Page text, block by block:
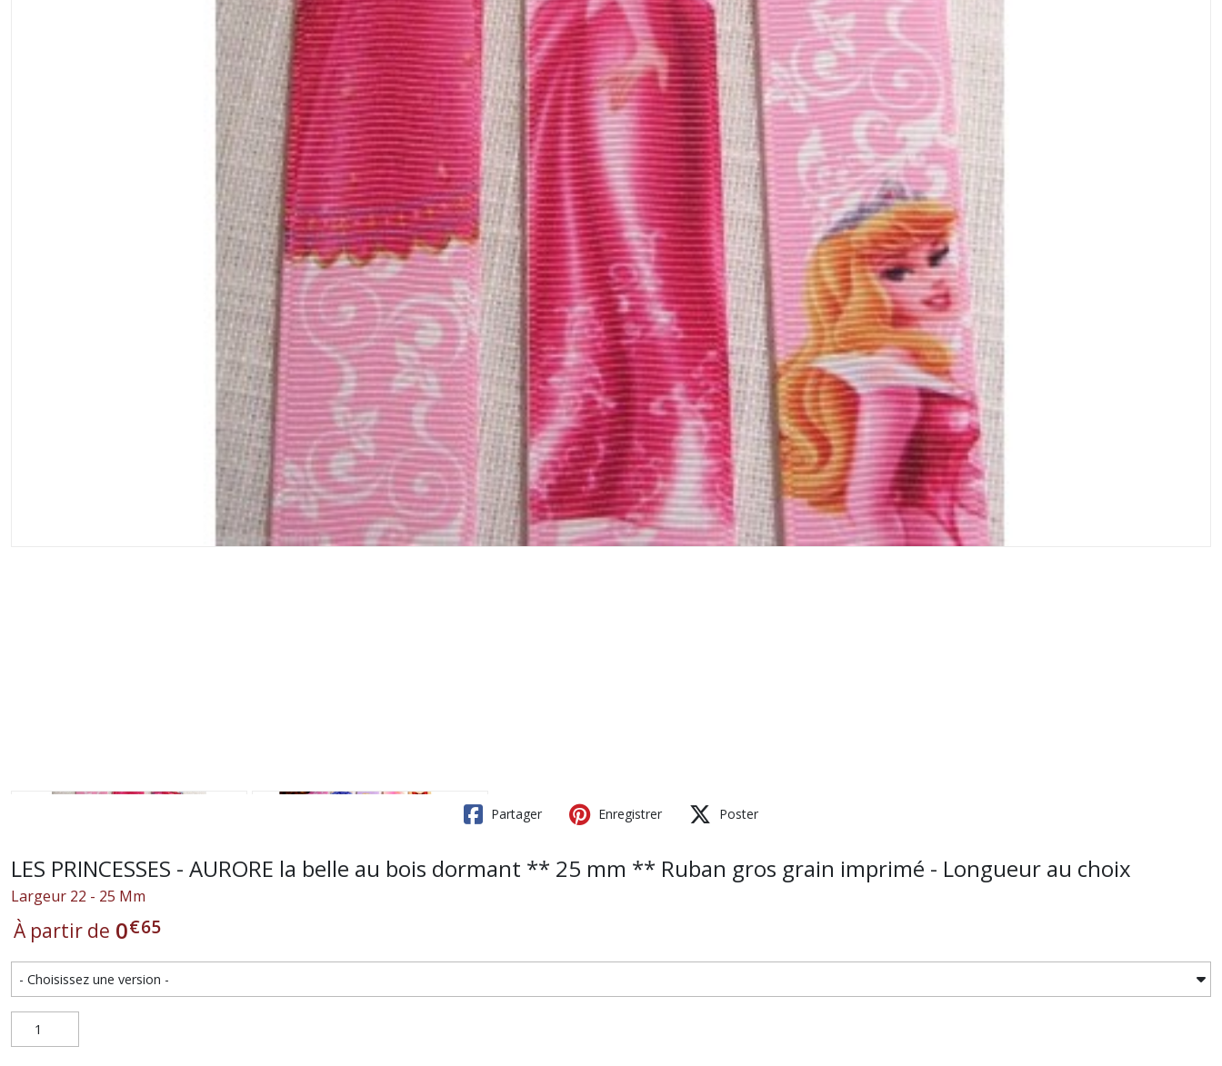
Partager Enregistrer Poster
LES PRINCESSES - AURORE la belle au bois dormant ** 25 mm ** Ruban gros grain imprimé - Longueur au choix
Largeur 22 - 25 Mm
À partir de 0€65